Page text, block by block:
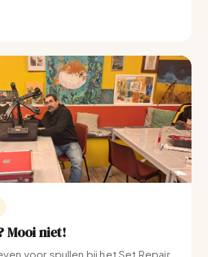
Mooi niet!
voor spullen bij het Set Repair